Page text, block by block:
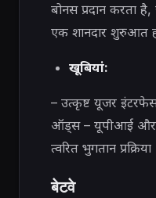
बोनस प्रदान करता
एक शानदार शुरुआत
खूबियां:
– उत्कृष्ट यूजर इंटरफेस
ऑड्स – यूपीआई और
त्वरित भुगतान प्रक्रिया
बेटवे